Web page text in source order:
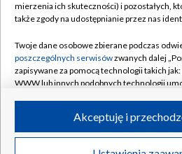
Naziemna Telewizja Cyfrowa
Rada Programowa
System NOS
Informacje o nadawcy
Program dla prasy
Pomoc
Kontakt
Kanały
©2026 Telewizja Polska
mierzenia ich skuteczności) i pozostałych,
także zgody na udostępnianie przez nas
Twoje dane osobowe zbierane podczas
poszczególnych serwisówzwanych dalej
zapisywane za pomocą technologii takich
WWW lub innych podobnych technologii
ruchu w Internecie.
Twoje dane osobowe zbierane podczas
Akceptuję i